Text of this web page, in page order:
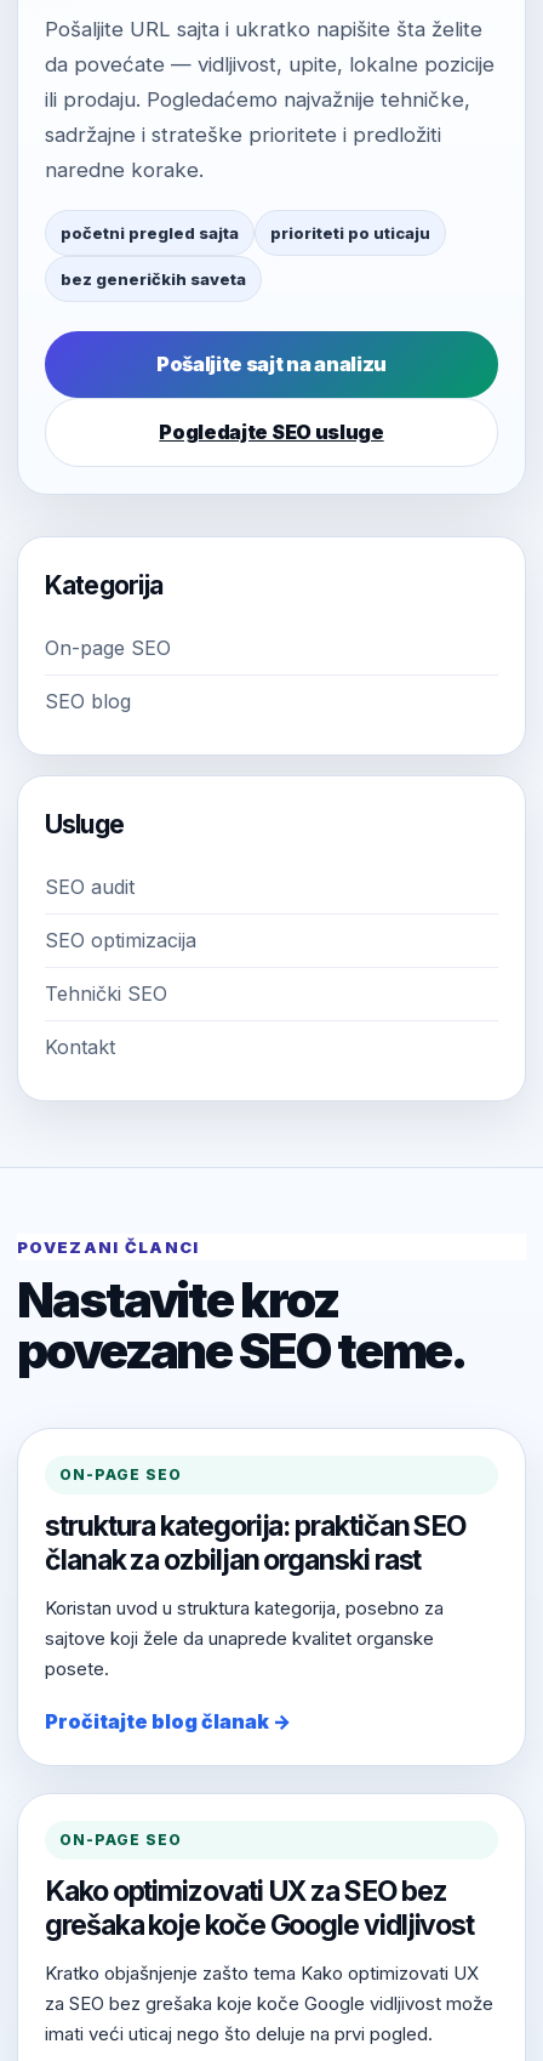
Pošaljite URL sajta i ukratko napišite šta želite
da povećate — vidljivost, upite, lokalne pozicije
ili prodaju. Pogledaćemo najvažnije tehničke,
sadržajne i strateške prioritete i predložiti
naredne korake.
početni pregled sajta prioriteti po uticaju
bez generičkih saveta
Pošaljite sajt na analizu
Pogledajte SEO usluge
Kategorija
On-page SEO
SEO blog
Usluge
SEO audit
SEO optimizacija
Tehnički SEO
Kontakt
POVEZANI ČLANCI
Nastavite kroz
povezane SEO teme.
ON-PAGE SEO
struktura kategorija: praktičan SEO
članak za ozbiljan organski rast
Koristan uvod u struktura kategorija, posebno za
sajtove koji žele da unaprede kvalitet organske
posete.
Pročitajte blog članak →
ON-PAGE SEO
Kako optimizovati UX za SEO bez
grešaka koje koče Google vidljivost
Kratko objašnjenje zašto tema Kako optimizovati UX
za SEO bez grešaka koje koče Google vidljivost može
imati veći uticaj nego što deluje na prvi pogled.